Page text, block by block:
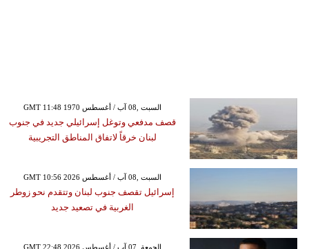
GMT 11:48 1970 السبت ,08 آب / أغسطس
قصف مدفعي وتوغل إسرائيلي جديد في جنوب
لبنان خرقاً لاتفاق المناطق التجريبية
GMT 10:56 2026 السبت ,08 آب / أغسطس
إسرائيل تقصف جنوب لبنان وتتقدم نحو زوطر
الغربية في تصعيد جديد
GMT 22:48 2026 الجمعة ,07 آب / أغسطس